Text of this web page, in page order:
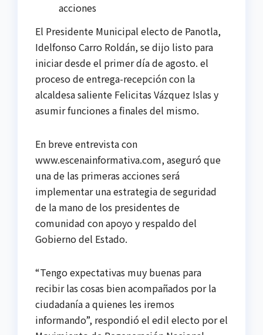
acciones
El Presidente Municipal electo de Panotla,
Idelfonso Carro Roldán, se dijo listo para
iniciar desde el primer día de agosto. el
proceso de entrega-recepción con la
alcaldesa saliente Felicitas Vázquez Islas y
asumir funciones a finales del mismo.
En breve entrevista con
www.escenainformativa.com, aseguró que
una de las primeras acciones será
implementar una estrategia de seguridad
de la mano de los presidentes de
comunidad con apoyo y respaldo del
Gobierno del Estado.
“Tengo expectativas muy buenas para
recibir las cosas bien acompañados por la
ciudadanía a quienes les iremos
informando”, respondió el edil electo por el